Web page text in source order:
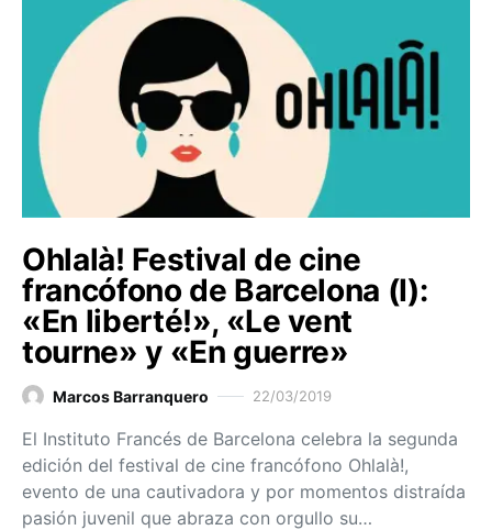
Ohlalà! Festival de cine
francófono de Barcelona (I):
«En liberté!», «Le vent
tourne» y «En guerre»
Marcos Barranquero 22/03/2019
El Instituto Francés de Barcelona celebra la segunda
edición del festival de cine francófono Ohlalà!,
evento de una cautivadora y por momentos distraída
pasión juvenil que abraza con orgullo su…